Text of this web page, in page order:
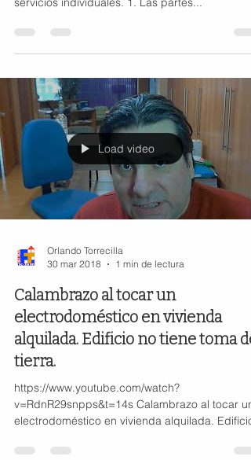
Load video
Orlando Torrecilla
30 mar 2018
1 min de lectura
Calambrazo al tocar un
electrodoméstico en vivienda
alquilada. Edificio no tiene toma de
tierra.
https://www.youtube.com/watch?
v=RdnR29snpps&t=14s Calambrazo al tocar un
electrodoméstico en vivienda alquilada. Edificio